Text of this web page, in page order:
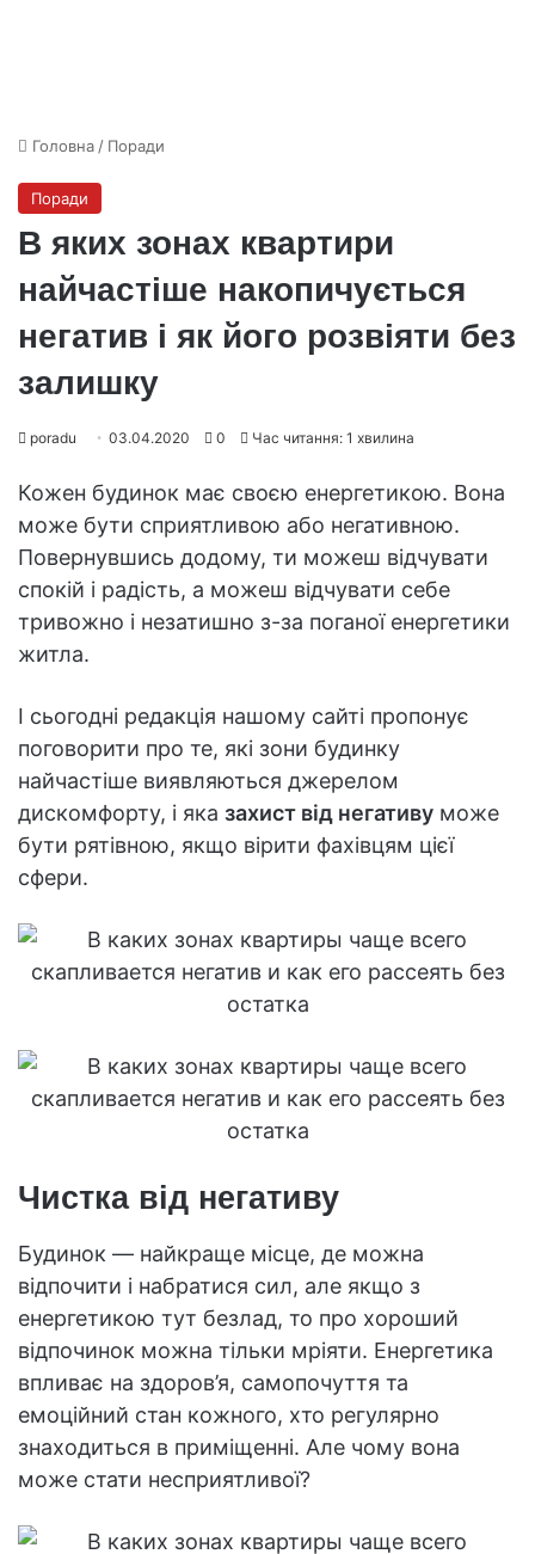
Головна / Поради
Поради
В яких зонах квартири
найчастіше накопичується
негатив і як його розвіяти без
залишку
poradu 03.04.2020 0 Час читання: 1 хвилина
Кожен будинок має своєю енергетикою. Вона
може бути сприятливою або негативною.
Повернувшись додому, ти можеш відчувати
спокій і радість, а можеш відчувати себе
тривожно і незатишно з-за поганої енергетики
житла.
І сьогодні редакція нашому сайті пропонує
поговорити про те, які зони будинку
найчастіше виявляються джерелом
дискомфорту, і яка захист від негативу може
бути рятівною, якщо вірити фахівцям цієї
сфери.
Чистка від негативу
Будинок — найкраще місце, де можна
відпочити і набратися сил, але якщо з
енергетикою тут безлад, то про хороший
відпочинок можна тільки мріяти. Енергетика
впливає на здоров’я, самопочуття та
емоційний стан кожного, хто регулярно
знаходиться в приміщенні. Але чому вона
може стати несприятливої?